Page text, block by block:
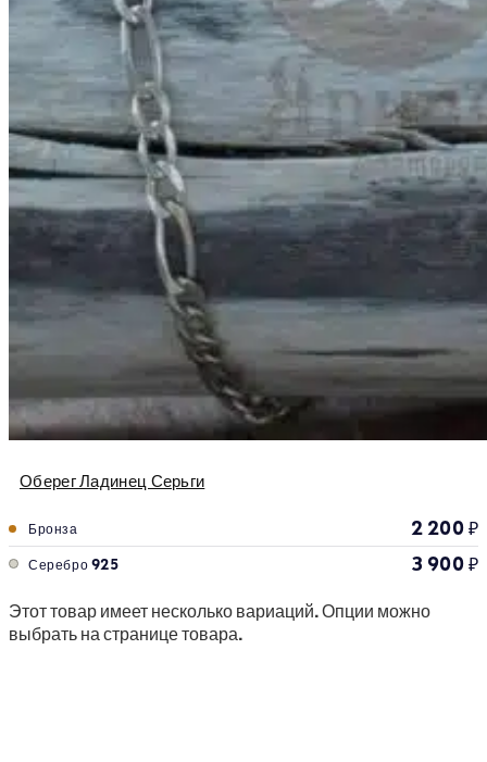
Оберег Ладинец Серьги
Бронза 2 200₽
Серебро 925 3 900₽
Этот товар имеет несколько вариаций. Опции можно
выбрать на странице товара.